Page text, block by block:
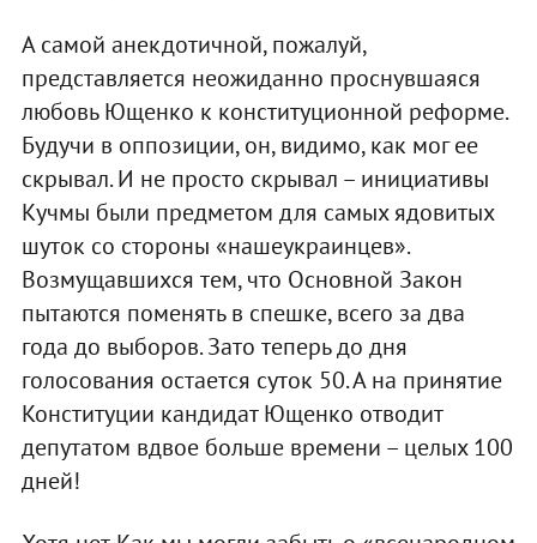
А самой анекдотичной, пожалуй,
представляется неожиданно проснувшаяся
любовь Ющенко к конституционной реформе.
Будучи в оппозиции, он, видимо, как мог ее
скрывал. И не просто скрывал – инициативы
Кучмы были предметом для самых ядовитых
шуток со стороны «нашеукраинцев».
Возмущавшихся тем, что Основной Закон
пытаются поменять в спешке, всего за два
года до выборов. Зато теперь до дня
голосования остается суток 50. А на принятие
Конституции кандидат Ющенко отводит
депутатом вдвое больше времени – целых 100
дней!